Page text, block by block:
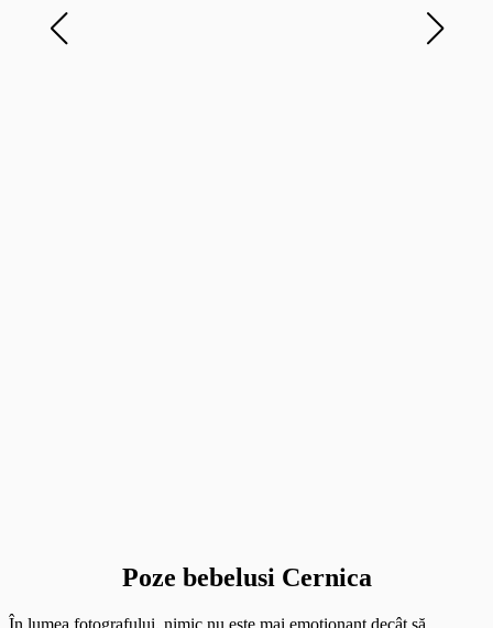
Poze bebelusi Cernica
În lumea fotografului, nimic nu este mai emoționant decât să